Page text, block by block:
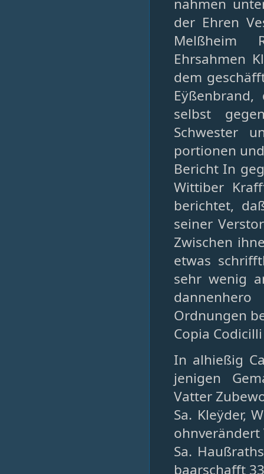
nahmen
der Ehren
Melßheim
Ehrsahmen
dem
selbst
Schwester
portionen
Bericht In
Wittiber
berichtet,
seiner
Zwischen
etwas
sehr wenig
Ordnungen
Copia
In alhießig
jenigen
Vatter
Sa. Kleÿder,
ohnverändert
Sa.
baarschafft